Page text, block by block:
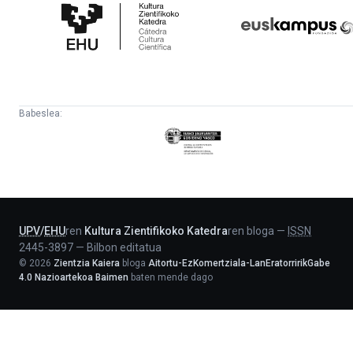
Zientifikoko
Katedra
Babeslea:
Eusko
Jaurlaritza
UPV/EHUren Kultura Zientifikoko Katedraren bloga — ISSN
2445-3897 — Bilbon editatua
© 2026 Zientzia Kaiera bloga Aitortu-EzKomertziala-LanEratorririkGabe
4.0 Nazioartekoa Baimen baten mende dago